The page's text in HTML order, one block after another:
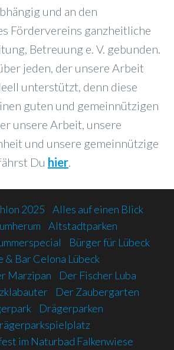
und an den
Fördervereins ganzheitliche
Betreuung e. V. gebunden.
jeden, der unsere Arbeit
unterstützt, denn diese
guten und gemeinnützigen
unsere Arbeit, unsere
und unsere gemeinnützige
Du hier.
2025
Alles auf einen Blick
Altstadtparken
Bürger für Lübeck
& Bar Celona Lübeck
Marzipan
Der Fischer Luba
Der Zaubergarten
Drägerparken
im Naturbad Falkenwiese